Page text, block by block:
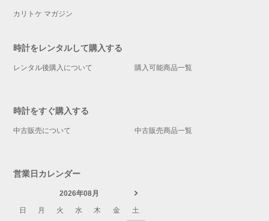
カリトケ マガジン
時計をレンタルして購入する
レンタル後購入について 購入可能商品一覧
時計をすぐ購入する
中古販売について 中古販売商品一覧
営業日カレンダー
2026年08月
日
月 火 水 木 金 土